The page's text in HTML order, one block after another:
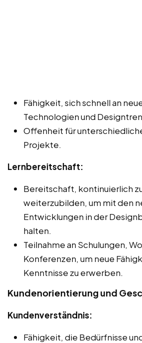
Fähigkeit, sich schnell an
Technologien und
Offenheit für
Projekte.
Lernbereitschaft:
Bereitschaft, kontinuierlich
weiterzubilden, um mit den
Entwicklungen in der
halten.
Teilnahme an Schulungen,
Konferenzen, um neue
Kenntnisse zu erwerben.
Kundenorientierung und
Kundenverständnis:
Fähigkeit, die Bedürfnisse